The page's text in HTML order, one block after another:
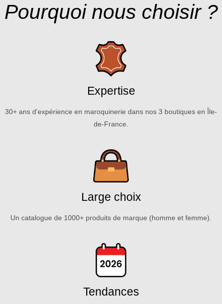
Pourquoi nous choisir ?
Expertise
30+ ans d'expérience en maroquinerie dans nos 3 boutiques en Île-
de-France.
Large choix
Un catalogue de 1000+ produits de marque (homme et femme).
Tendances